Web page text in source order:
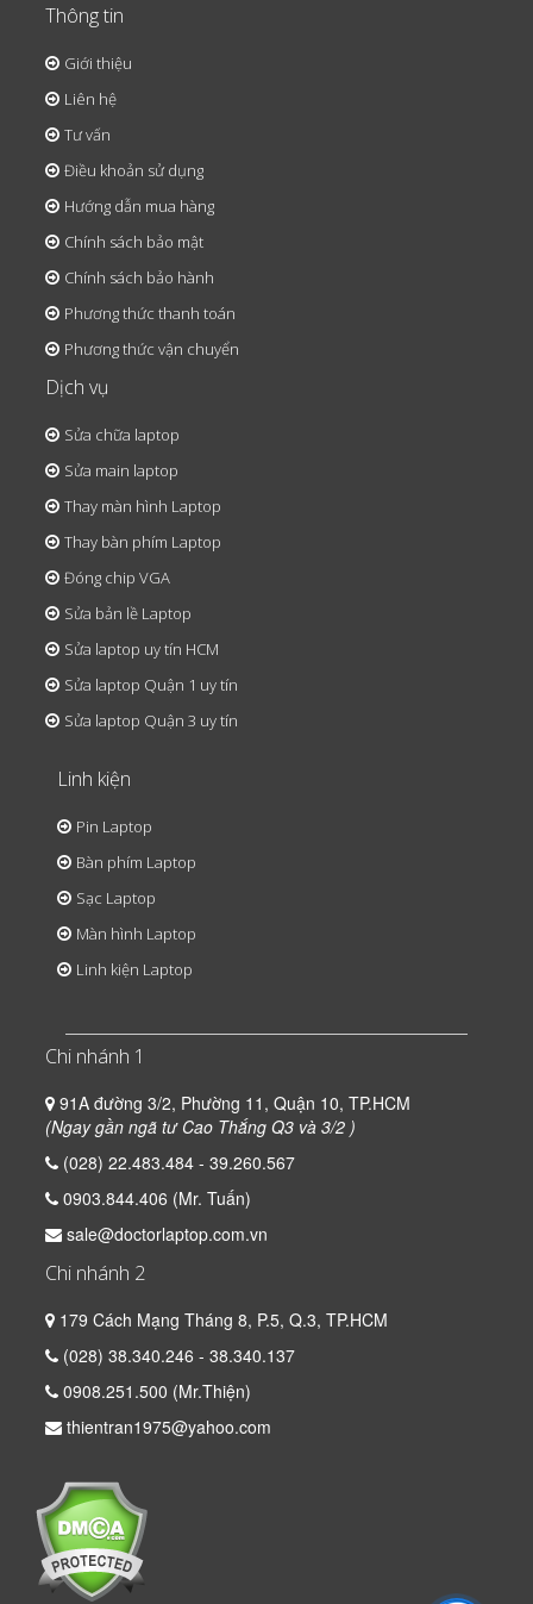
Thông tin
Giới thiệu
Liên hệ
Tư vấn
Điều khoản sử dụng
Hướng dẫn mua hàng
Chính sách bảo mật
Chính sách bảo hành
Phương thức thanh toán
Phương thức vận chuyển
Dịch vụ
Sửa chữa laptop
Sửa main laptop
Thay màn hình Laptop
Thay bàn phím Laptop
Đóng chip VGA
Sửa bản lề Laptop
Sửa laptop uy tín HCM
Sửa laptop Quận 1 uy tín
Sửa laptop Quận 3 uy tín
Linh kiện
Pin Laptop
Bàn phím Laptop
Sạc Laptop
Màn hình Laptop
Linh kiện Laptop
Chi nhánh 1
91A đường 3/2, Phường 11, Quận 10, TP.HCM
(Ngay gần ngã tư Cao Thắng Q3 và 3/2 )
(028) 22.483.484 - 39.260.567
0903.844.406 (Mr. Tuấn)
sale@doctorlaptop.com.vn
Chi nhánh 2
179 Cách Mạng Tháng 8, P.5, Q.3, TP.HCM
(028) 38.340.246 - 38.340.137
0908.251.500 (Mr.Thiện)
thientran1975@yahoo.com